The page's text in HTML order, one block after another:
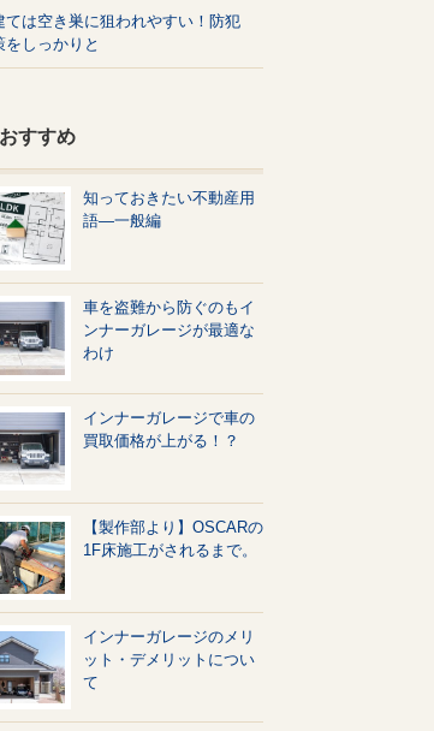
ては空き巣に狙われやすい！防犯
をしっかりと
おすすめ
知っておきたい不動産用
語—一般編
車を盗難から防ぐのもイ
ンナーガレージが最適な
わけ
インナーガレージで車の
買取価格が上がる！？
【製作部より】OSCARの
1F床施工がされるまで。
インナーガレージのメリ
ット・デメリットについ
て